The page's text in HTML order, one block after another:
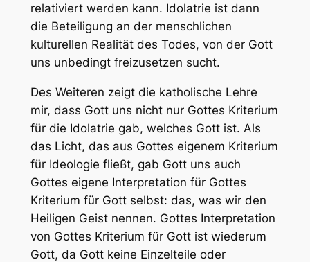
relativiert werden kann. Idolatrie ist dann
die Beteiligung an der menschlichen
kulturellen Realität des Todes, von der Gott
uns unbedingt freizusetzen sucht.
Des Weiteren zeigt die katholische Lehre
mir, dass Gott uns nicht nur Gottes Kriterium
für die Idolatrie gab, welches Gott ist. Als
das Licht, das aus Gottes eigenem Kriterium
für Ideologie fließt, gab Gott uns auch
Gottes eigene Interpretation für Gottes
Kriterium für Gott selbst: das, was wir den
Heiligen Geist nennen. Gottes Interpretation
von Gottes Kriterium für Gott ist wiederum
Gott, da Gott keine Einzelteile oder